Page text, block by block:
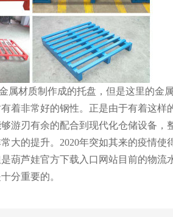
属材质制作成的托盘，但是这里的金
有着非常好的钢性。正是由于有着这
游刃有余的配合到现代化仓储设备
大的提升。2020年突如其来的疫情
。但是葫芦娃官方下载入口网站目前
要的。